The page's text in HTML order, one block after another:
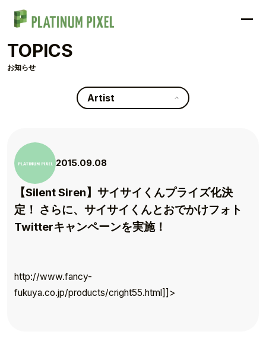
TOP
TOPICS
TOPICS
お知らせ
Artist
2015.09.08
【Silent Siren】サイサイくんプライズ化決
定！ さらに、サイサイくんとおでかけフォト
Twitterキャンペーンを実施！
http://www.fancy-
fukuya.co.jp/products/cright55.html]]>